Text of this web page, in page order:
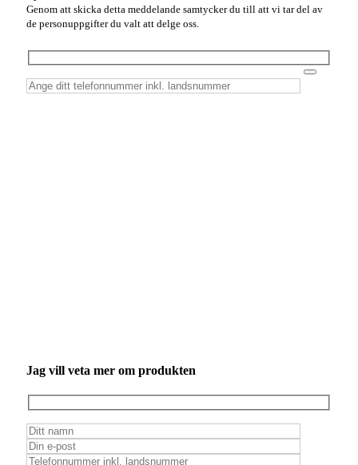
Genom att skicka detta meddelande samtycker du till att vi tar del av
de personuppgifter du valt att delge oss.
Jag vill veta mer om produkten